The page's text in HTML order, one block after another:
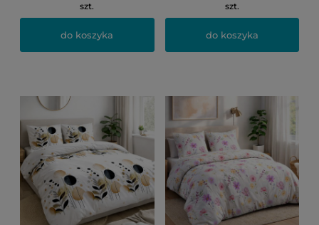
szt.
do koszyka
szt.
do koszyka